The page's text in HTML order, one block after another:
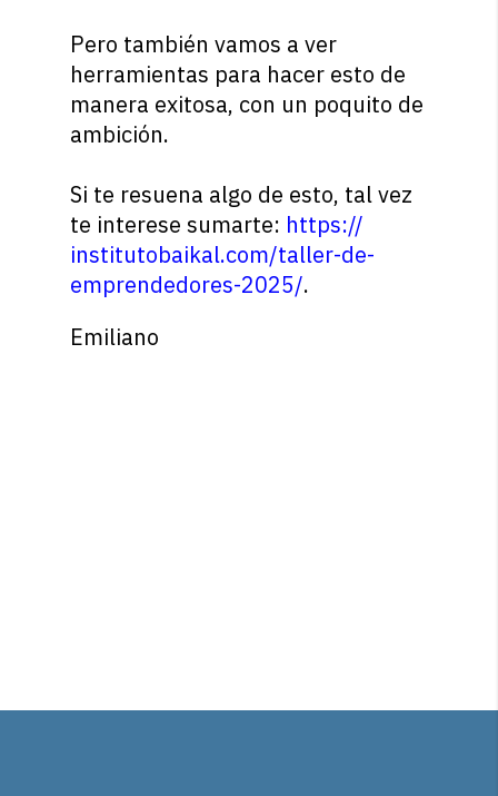
Pero también vamos a ver
herramientas para hacer esto de
manera exitosa, con un poquito de
ambición.
Si te resuena algo de esto, tal vez
te interese sumarte: https://
institutobaikal.com/taller-de-
emprendedores-2025/.
Emiliano